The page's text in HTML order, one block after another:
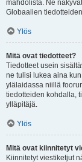
mahdolista. Ne
Globaalien
Ylös
Mitä ovat tiedotteet?
Tiedotteet usein
ne tulisi lukea aina
ylälaidassa niillä
tiedotteiden kohdalla,
ylläpitäjä.
Ylös
Mitä ovat kiinnitetyt
Kiinnitetyt viestiketjut